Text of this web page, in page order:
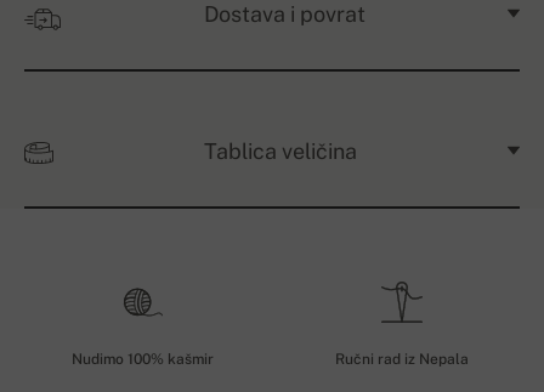
Dostava i povrat
Tablica veličina
Nudimo 100% kašmir Ručni rad iz Nepala